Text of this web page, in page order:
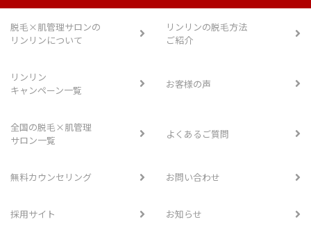
脱毛×肌管理サロンの
リンリンについて
リンリンの脱毛方法
ご紹介
リンリン
キャンペーン一覧
お客様の声
全国の脱毛×肌管理
サロン一覧
よくあるご質問
無料カウンセリング お問い合わせ
採用サイト お知らせ